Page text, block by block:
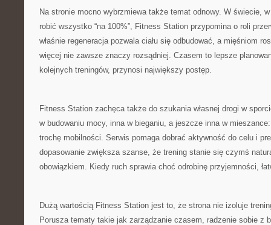
Na stronie mocno wybrzmiewa także temat odnowy. W świecie,
robić wszystko “na 100%”, Fitness Station przypomina o roli
właśnie regeneracja pozwala ciału się odbudować, a mięśniom
więcej nie zawsze znaczy rozsądniej. Czasem to lepsze
kolejnych treningów, przynosi największy postęp.
Fitness Station zachęca także do szukania własnej drogi w
w budowaniu mocy, inna w bieganiu, a jeszcze inna w
trochę mobilności. Serwis pomaga dobrać aktywność do celu i
dopasowanie zwiększa szanse, że trening stanie się czymś
obowiązkiem. Kiedy ruch sprawia choć odrobinę przyjemności,
Dużą wartością Fitness Station jest to, że strona nie izoluje
Porusza tematy takie jak zarządzanie czasem, radzenie sobie z